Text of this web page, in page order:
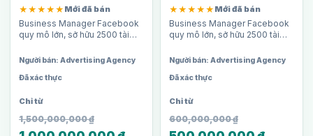
★★★★★ Mới đã bán
Business Manager Facebook
quy mô lớn, sở hữu 2500 tài
hạn chi tiêu ngày. Dành riêng
cho agency lớn và media…
Người bán: Advertising Agency
Đã xác thực
1,500,000,000₫
★★★★★ Mới đã bán
Business Manager Facebook
quy mô lớn, sở hữu 2500 tài
chi tiêu 250$/ngày mỗi TKQC.
Dành cho agency lớn và…
Người bán: Advertising Agency
Đã xác thực
600,000,000₫